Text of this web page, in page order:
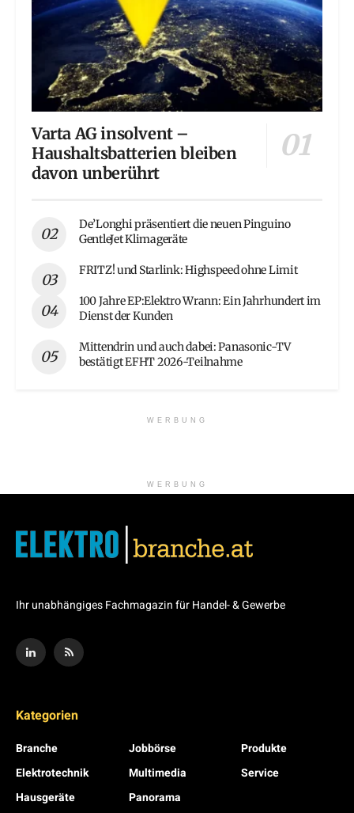
Varta AG insolvent –
Haushaltsbatterien bleiben
davon unberührt
De’Longhi präsentiert die neuen Pinguino
GentleJet Klimageräte
FRITZ! und Starlink: Highspeed ohne Limit
100 Jahre EP:Elektro Wrann: Ein Jahrhundert im
Dienst der Kunden
Mittendrin und auch dabei: Panasonic-TV
bestätigt EFHT 2026-Teilnahme
WERBUNG
WERBUNG
Ihr unabhängiges Fachmagazin für Handel- & Gewerbe
Kategorien
Branche
Elektrotechnik
Hausgeräte
Jobbörse
Multimedia
Panorama
Produkte
Service